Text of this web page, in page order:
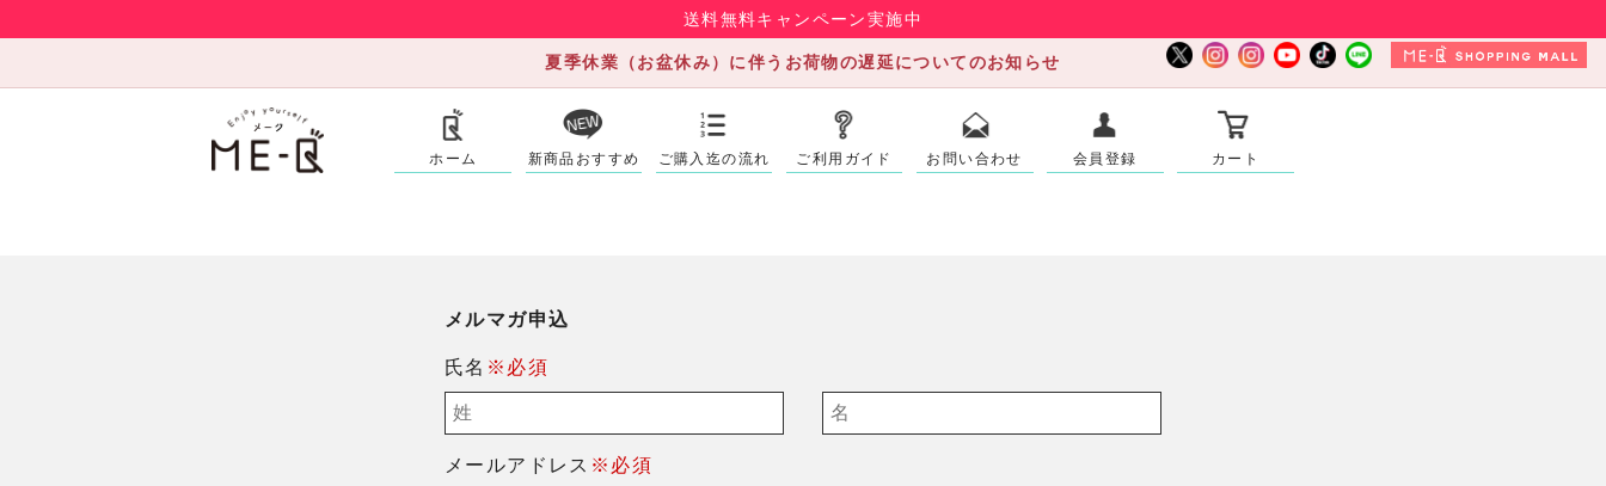
送料無料キャンペーン実施中
夏季休業（お盆休み）に伴うお荷物の遅延についてのお知らせ
ホーム 新商品おすすめ ご購入迄の流れ ご利用ガイド お問い合わせ 会員登録 カート
メルマガ申込
氏名 ※必須
メールアドレス ※必須